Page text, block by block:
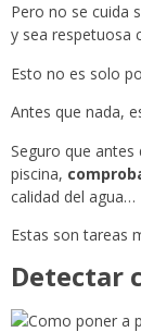
Pero no se cuida
y sea respetuosa
Esto no es solo
Antes que nada,
Seguro que
piscina,
calidad del agua…
Estas son tareas
Detectar